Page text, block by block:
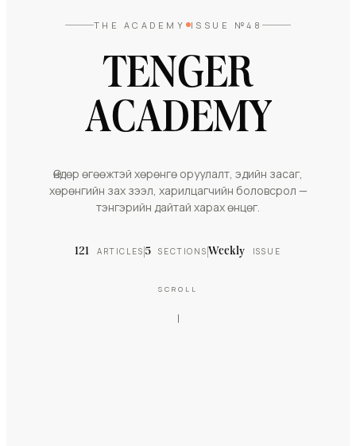
THE ACADEMY ISSUE №48
TENGER
ACADEMY
Өндөр өгөөжтэй хөрөнгө оруулалт, эдийн засаг,
хөрөнгийн зах зээл, харилцагчийн боловсрол —
тэнгэрийн дайтай харах өнцөг.
121 ARTICLES 5 SECTIONS Weekly ISSUE
SCROLL